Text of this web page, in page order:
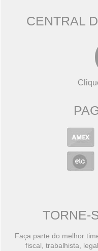
CENTRAL
TORNE-
Faça parte do melhor
fiscal, trabalhista,